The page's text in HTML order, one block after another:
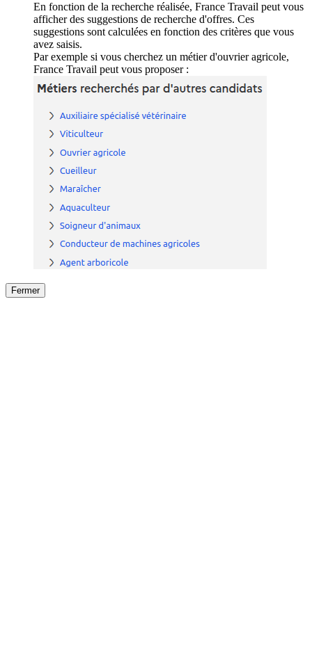
En fonction de la recherche réalisée, France Travail peut vous
afficher des suggestions de recherche d'offres. Ces
suggestions sont calculées en fonction des critères que vous
avez saisis.
Par exemple si vous cherchez un métier d'ouvrier agricole,
France Travail peut vous proposer :
Fermer